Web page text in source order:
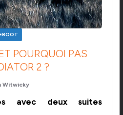
POURQUOI PAS
2 ?
Witwicky
avec deux suites